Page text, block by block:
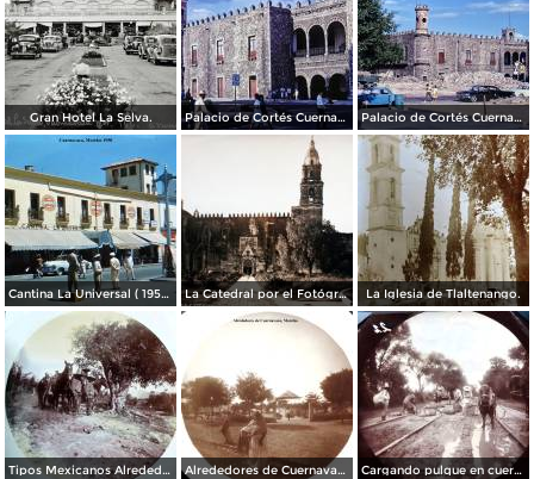
Gran Hotel La Selva. Palacio de Cortés Cuernavaca Morelos 1967 Palacio de Cortés Cuernavaca Morelos 1967
Cantina La Universal ( 1950 ). La Catedral por el Fotógrafo Hugo Brehme. La Iglesia de Tlaltenango.
Tipos Mexicanos Alrededores de Cuernavaca Morelos.. Alrededores de Cuernavaca Morelos. Cargando pulque en cueros de puerco Alrededores de Cuernavaca Morelos.